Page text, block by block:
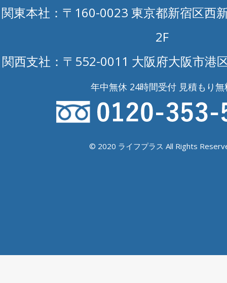
関東本社：〒160-0023 東京都新宿区西
2F
関西支社：〒552-0011 大阪府大阪市港
年中無休 24時間受付 見積もり無
© 2020 ライフプラス All Rights